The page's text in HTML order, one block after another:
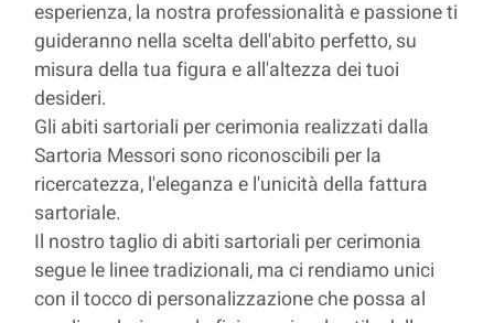
esperienza, la nostra professionalità e passione ti
guideranno nella scelta dell'abito perfetto, su
misura della tua figura e all'altezza dei tuoi
desideri.
Gli abiti sartoriali per cerimonia realizzati dalla
Sartoria Messori sono riconoscibili per la
ricercatezza, l'eleganza e l'unicità della fattura
sartoriale.
Il nostro taglio di abiti sartoriali per cerimonia
segue le linee tradizionali, ma ci rendiamo unici
con il tocco di personalizzazione che possa al